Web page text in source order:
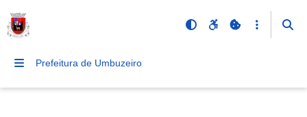
Prefeitura de Umbuzeiro